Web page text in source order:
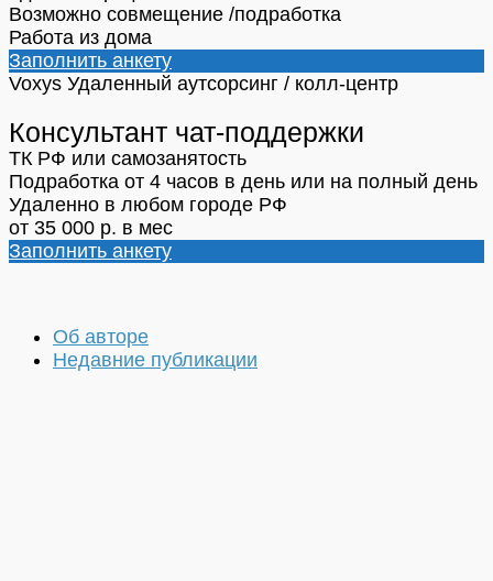
Возможно совмещение /подработка
Работа из дома
Заполнить анкету
Voxys Удаленный аутсорсинг / колл-центр
Консультант чат-поддержки
ТК РФ или самозанятость
Подработка от 4 часов в день или на полный день
Удаленно в любом городе РФ
от 35 000 р. в мес
Заполнить анкету
Об авторе
Недавние публикации